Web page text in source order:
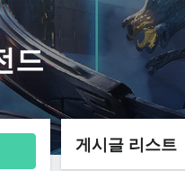
드
게시글 리스트